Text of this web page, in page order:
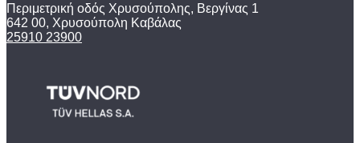
Περιμετρική οδός Χρυσούπολης, Βεργίνας 1
642 00, Χρυσούπολη Καβάλας
25910 23900